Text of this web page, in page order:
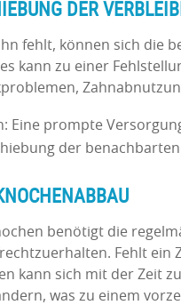
DER
fehlt, können sich die
kann zu einer
Eine prompte
der
benötigt die
Fehlt ein
kann sich mit der Zeit
was zu einem